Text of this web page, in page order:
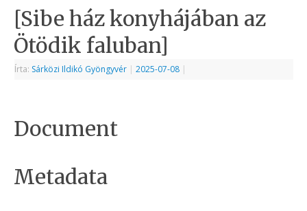
[Sibe ház konyhájában az
Ötödik faluban]
Írta: Sárközi Ildikó Gyöngyvér | 2025-07-08 |
Document
Metadata